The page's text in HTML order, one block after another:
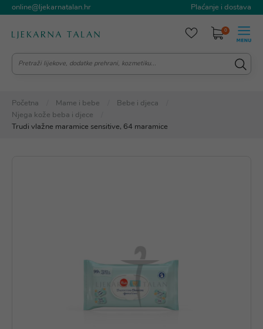
online@ljekarnatalan.hr Plaćanje i dostava
0
Početna Mame i bebe
Bebe i djeca
Njega kože beba i djece
Trudi vlažne maramice sensitive, 64 maramice